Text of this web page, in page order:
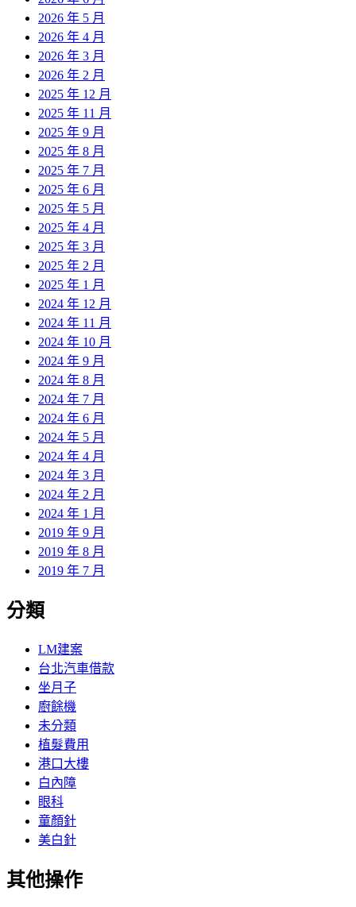
2026 年 5 月
2026 年 4 月
2026 年 3 月
2026 年 2 月
2025 年 12 月
2025 年 11 月
2025 年 9 月
2025 年 8 月
2025 年 7 月
2025 年 6 月
2025 年 5 月
2025 年 4 月
2025 年 3 月
2025 年 2 月
2025 年 1 月
2024 年 12 月
2024 年 11 月
2024 年 10 月
2024 年 9 月
2024 年 8 月
2024 年 7 月
2024 年 6 月
2024 年 5 月
2024 年 4 月
2024 年 3 月
2024 年 2 月
2024 年 1 月
2019 年 9 月
2019 年 8 月
2019 年 7 月
分類
LM建案
台北汽車借款
坐月子
廚餘機
未分類
植髮費用
港口大樓
白內障
眼科
童顏針
美白針
其他操作